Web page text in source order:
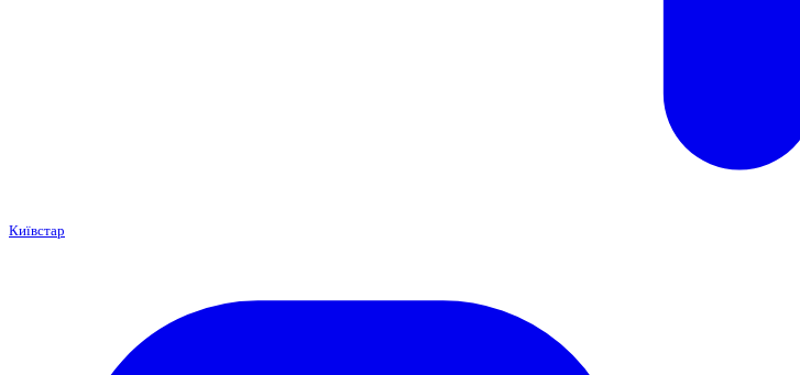
Київстар